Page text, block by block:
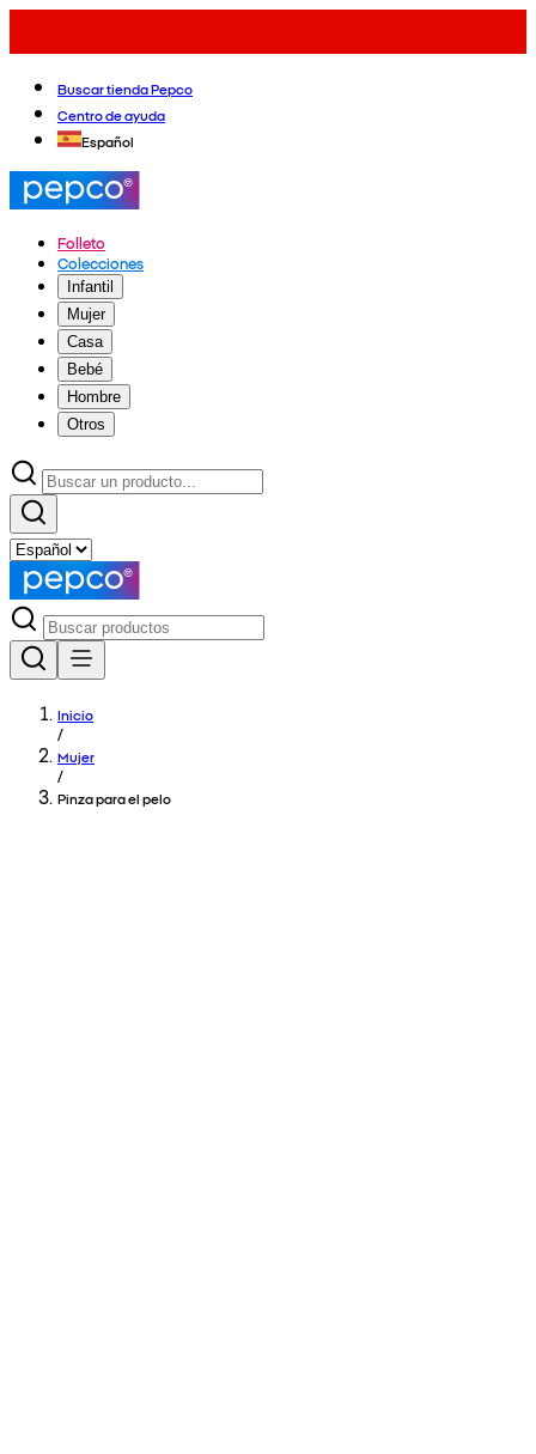
Buscar tienda Pepco
Centro de ayuda
Español
Folleto
Colecciones
Infantil
Mujer
Casa
Bebé
Hombre
Otros
Inicio
/
Mujer
/
Pinza para el pelo